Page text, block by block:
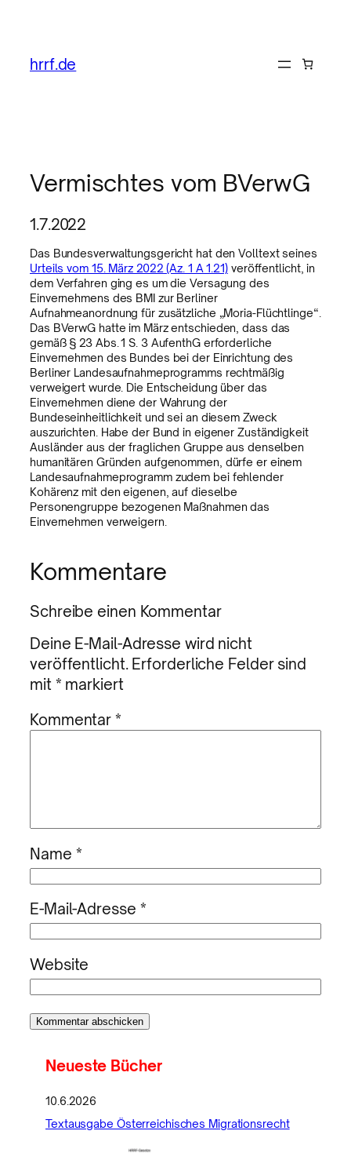
hrrf.de
Vermischtes vom BVerwG
1.7.2022
Das Bundesverwaltungsgericht hat den Volltext seines
Urteils vom 15. März 2022 (Az. 1 A 1.21) veröffentlicht, in
dem Verfahren ging es um die Versagung des
Einvernehmens des BMI zur Berliner
Aufnahmeanordnung für zusätzliche „Moria-Flüchtlinge“.
Das BVerwG hatte im März entschieden, dass das
gemäß § 23 Abs. 1 S. 3 AufenthG erforderliche
Einvernehmen des Bundes bei der Einrichtung des
Berliner Landesaufnahmeprogramms rechtmäßig
verweigert wurde. Die Entscheidung über das
Einvernehmen diene der Wahrung der
Bundeseinheitlichkeit und sei an diesem Zweck
auszurichten. Habe der Bund in eigener Zuständigkeit
Ausländer aus der fraglichen Gruppe aus denselben
humanitären Gründen aufgenommen, dürfe er einem
Landesaufnahmeprogramm zudem bei fehlender
Kohärenz mit den eigenen, auf dieselbe
Personengruppe bezogenen Maßnahmen das
Einvernehmen verweigern.
Kommentare
Schreibe einen Kommentar
Deine E-Mail-Adresse wird nicht
veröffentlicht. Erforderliche Felder sind
mit * markiert
Kommentar*
Name *
E-Mail-Adresse *
Website
Neueste Bücher
10.6.2026
Textausgabe Österreichisches Migrationsrecht